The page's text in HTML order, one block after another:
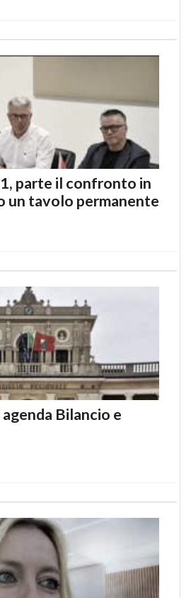
parte il confronto in
un tavolo permanente
Bilancio e